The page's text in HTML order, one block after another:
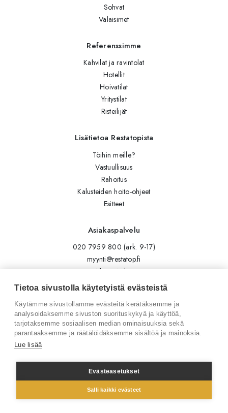
Sohvat
Valaisimet
Referenssimme
Kahvilat ja ravintolat
Hotellit
Hoivatilat
Yritystilat
Risteilijät
Lisätietoa Restatopista
Töihin meille?
Vastuullisuus
Rahoitus
Kalusteiden hoito-ohjeet
Esitteet
Asiakaspalvelu
020 7959 800 (ark. 9-17)
myynti@restatop.fi
Yhteystiedot
Lähetä viesti
Seuraa meitä
Tilaa uutiskirje
Facebook
© 2026 Restatop Oy
Tietoa sivustolla käytetyistä evästeistä
Käytämme sivustollamme evästeitä kerätäksemme ja
analysoidaksemme sivuston suorituskykyä ja käyttöä,
tarjotaksemme sosiaalisen median ominaisuuksia sekä
parantaaksemme ja räätälöidäksemme sisältöä ja mainoksia.
Lue lisää
Evästeasetukset
Salli kaikki evästeet